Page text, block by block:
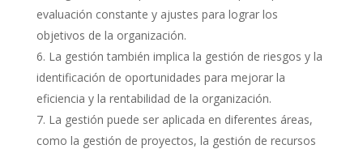
evaluación constante y ajustes para lograr los
objetivos de la organización.
La gestión también implica la gestión de riesgos y la
identificación de oportunidades para mejorar la
eficiencia y la rentabilidad de la organización.
La gestión puede ser aplicada en diferentes áreas,
como la gestión de proyectos, la gestión de recursos